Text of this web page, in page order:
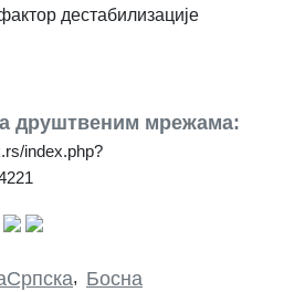
дестабилизације
друштвеним мрежама:
index.php?
, Босна